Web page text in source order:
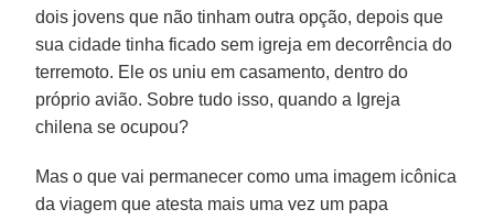
dois jovens que não tinham outra opção, depois que
sua cidade tinha ficado sem igreja em decorrência do
terremoto. Ele os uniu em casamento, dentro do
próprio avião. Sobre tudo isso, quando a Igreja
chilena se ocupou?
Mas o que vai permanecer como uma imagem icônica
da viagem que atesta mais uma vez um papa